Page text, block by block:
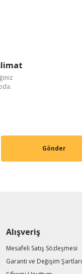
Gönder
Alışveriş
Mesafeli Satış Sözleşmesi
Garanti ve Değişim Şartları